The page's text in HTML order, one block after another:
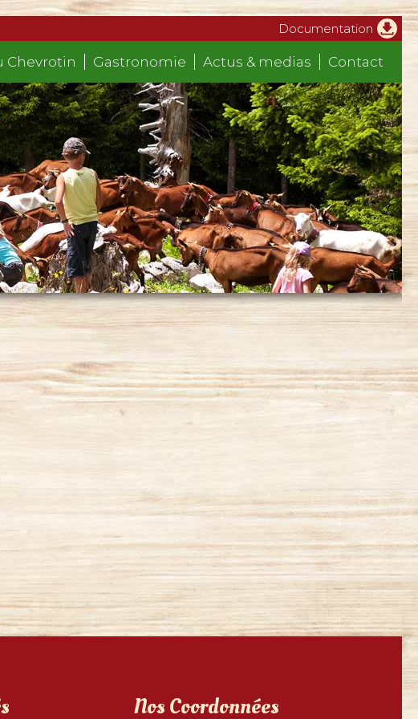
Documentation
Chevrotin Gastronomie Actus & medias Contact
Nos Coordonnées